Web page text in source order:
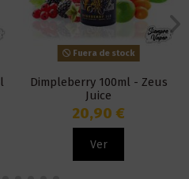
Fuera de stock
Dimpleberry 100ml - Zeus
Juice
20,90 €
Ver